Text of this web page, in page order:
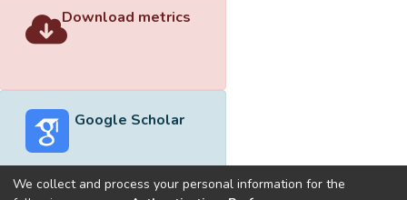
Download metrics
Google Scholar
We collect and process your personal information for the